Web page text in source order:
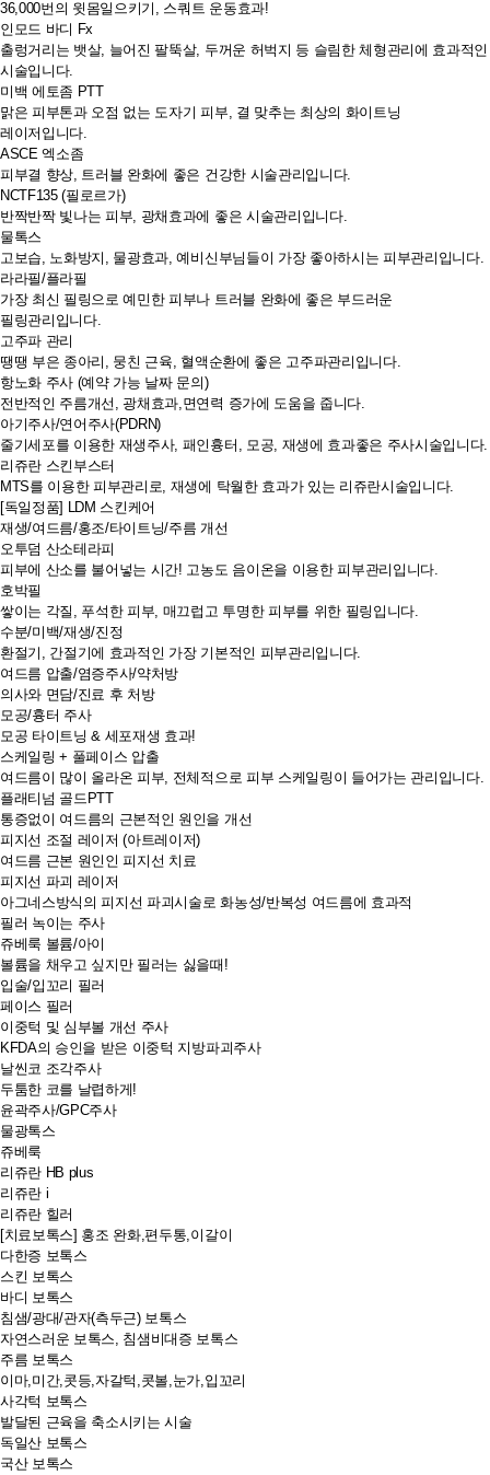
36,000번의 윗몸일으키기, 스쿼트 운동효과!
인모드 바디 Fx
출렁거리는 뱃살, 늘어진 팔뚝살, 두꺼운 허벅지 등 슬림한 체형관리에 효과적인
시술입니다.
미백 에토좀 PTT
맑은 피부톤과 오점 없는 도자기 피부, 결 맞추는 최상의 화이트닝
레이저입니다.
ASCE 엑소좀
피부결 향상, 트러블 완화에 좋은 건강한 시술관리입니다.
NCTF135 (필로르가)
반짝반짝 빛나는 피부, 광채효과에 좋은 시술관리입니다.
물톡스
고보습, 노화방지, 물광효과, 예비신부님들이 가장 좋아하시는 피부관리입니다.
라라필/플라필
가장 최신 필링으로 예민한 피부나 트러블 완화에 좋은 부드러운
필링관리입니다.
고주파 관리
땡땡 부은 종아리, 뭉친 근육, 혈액순환에 좋은 고주파관리입니다.
항노화 주사 (예약 가능 날짜 문의)
전반적인 주름개선, 광채효과,면연력 증가에 도움을 줍니다.
아기주사/연어주사(PDRN)
줄기세포를 이용한 재생주사, 패인흉터, 모공, 재생에 효과좋은 주사시술입니다.
리쥬란 스킨부스터
MTS를 이용한 피부관리로, 재생에 탁월한 효과가 있는 리쥬란시술입니다.
[독일정품] LDM 스킨케어
재생/여드름/홍조/타이트닝/주름 개선
오투덤 산소테라피
피부에 산소를 불어넣는 시간! 고농도 음이온을 이용한 피부관리입니다.
호박필
쌓이는 각질, 푸석한 피부, 매끄럽고 투명한 피부를 위한 필링입니다.
수분/미백/재생/진정
환절기, 간절기에 효과적인 가장 기본적인 피부관리입니다.
여드름 압출/염증주사/약처방
의사와 면담/진료 후 처방
모공/흉터 주사
모공 타이트닝 & 세포재생 효과!
스케일링 + 풀페이스 압출
여드름이 많이 올라온 피부, 전체적으로 피부 스케일링이 들어가는 관리입니다.
플래티넘 골드PTT
통증없이 여드름의 근본적인 원인을 개선
피지선 조절 레이저 (아트레이저)
여드름 근본 원인인 피지선 치료
피지선 파괴 레이저
아그네스방식의 피지선 파괴시술로 화농성/반복성 여드름에 효과적
필러 녹이는 주사
쥬베룩 볼륨/아이
볼륨을 채우고 싶지만 필러는 싫을때!
입술/입꼬리 필러
페이스 필러
이중턱 및 심부볼 개선 주사
KFDA의 승인을 받은 이중턱 지방파괴주사
날씬코 조각주사
두툼한 코를 날렵하게!
윤곽주사/GPC주사
물광톡스
쥬베룩
리쥬란 HB plus
리쥬란 i
리쥬란 힐러
[치료보톡스] 홍조 완화,편두통,이갈이
다한증 보톡스
스킨 보톡스
바디 보톡스
침샘/광대/관자(측두근) 보톡스
자연스러운 보톡스, 침샘비대증 보톡스
주름 보톡스
이마,미간,콧등,자갈턱,콧볼,눈가,입꼬리
사각턱 보톡스
발달된 근육을 축소시키는 시술
독일산 보톡스
국산 보톡스